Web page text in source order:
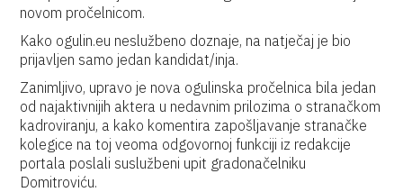
novom pročelnicom.
Kako ogulin.eu neslužbeno doznaje, na natječaj je bio
prijavljen samo jedan kandidat/inja.
Zanimljivo, upravo je nova ogulinska pročelnica bila jedan
od najaktivnijih aktera u nedavnim prilozima o stranačkom
kadroviranju, a kako komentira zapošljavanje stranačke
kolegice na toj veoma odgovornoj funkciji iz redakcije
portala poslali suslužbeni upit gradonačelniku
Domitroviću.